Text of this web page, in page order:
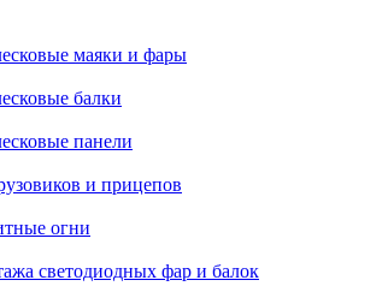
маяки и фары
балки
панели
и прицепов
огни
светодиодных фар и балок